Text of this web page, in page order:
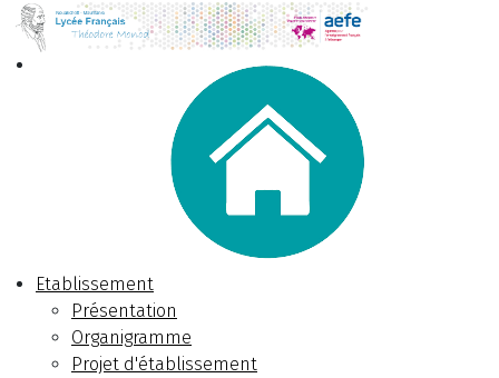
Etablissement
Présentation
Organigramme
Projet d'établissement